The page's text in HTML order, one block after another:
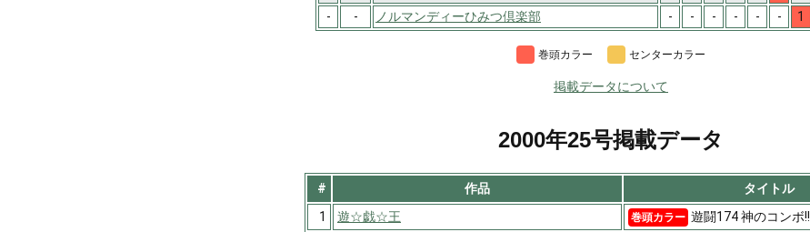
-
- ノルマンディーひみつ倶楽部 - - - - - - 1
巻頭カラー センターカラー
掲載データについて
2000年25号掲載データ
# 作品
タイトル
1
遊☆戯☆王 巻頭カラー 遊闘174 神のコンボ!!